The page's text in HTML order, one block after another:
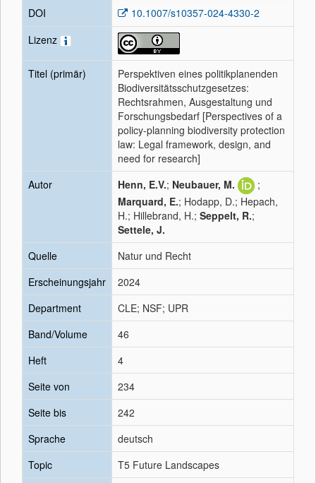
DOI
10.1007/s10357-024-4330-2
Lizenz
Titel (primär)
Perspektiven eines politikplanenden
Biodiversitätsschutzgesetzes:
Rechtsrahmen, Ausgestaltung und
Forschungsbedarf [Perspectives of a
policy-planning biodiversity protection
law: Legal framework, design, and
need for research]
Autor
Henn, E.V.; Neubauer, M.
;
Marquard, E.; Hodapp, D.; Hepach,
H.; Hillebrand, H.; Seppelt, R.;
Settele, J.
Quelle
Natur und Recht
Erscheinungsjahr
2024
Department
CLE; NSF; UPR
Band/Volume
46
Heft
4
Seite von
234
Seite bis
242
Sprache
deutsch
Topic
T5 Future Landscapes